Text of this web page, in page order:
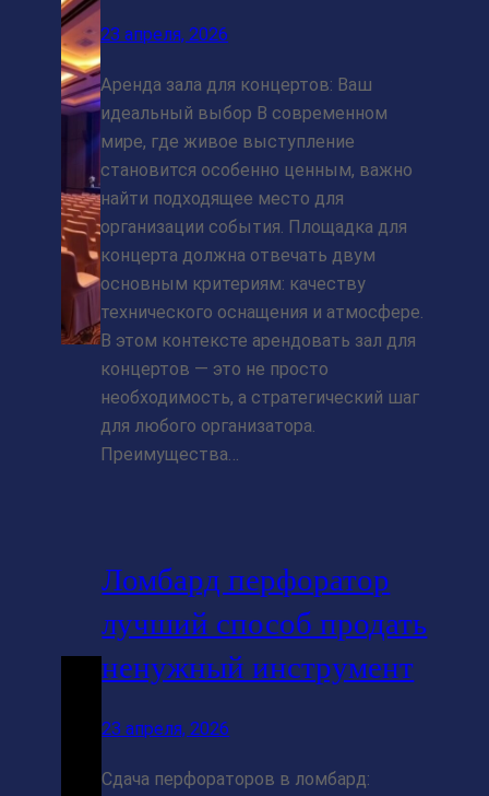
23 апреля, 2026
Аренда зала для концертов: Ваш
идеальный выбор В современном
мире, где живое выступление
становится особенно ценным, важно
найти подходящее место для
организации события. Площадка для
концерта должна отвечать двум
основным критериям: качеству
технического оснащения и атмосфере.
В этом контексте арендовать зал для
концертов — это не просто
необходимость, а стратегический шаг
для любого организатора.
Преимущества…
Ломбард перфоратор
лучший способ продать
ненужный инструмент
23 апреля, 2026
Сдача перфораторов в ломбард: